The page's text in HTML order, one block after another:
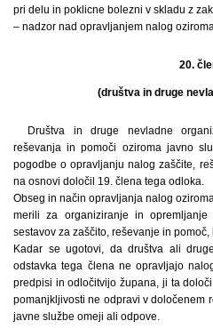
pri delu in poklicne bolezni v skladu z
– nadzor nad opravljanjem nalog
20.
(društva in druge
Društva in druge nevladne
reševanja in pomoči oziroma javno
pogodbe o opravljanju nalog zaščite,
na osnovi določil 19. člena tega odloka.
Obseg in način opravljanja nalog
merili za organiziranje in
sestavov za zaščito, reševanje in pomoč,
Kadar se ugotovi, da društva ali
odstavka tega člena ne opravljajo
predpisi in odločitvijo župana, ji ta
pomanjkljivosti ne odpravi v določenem
javne službe omeji ali odpove.